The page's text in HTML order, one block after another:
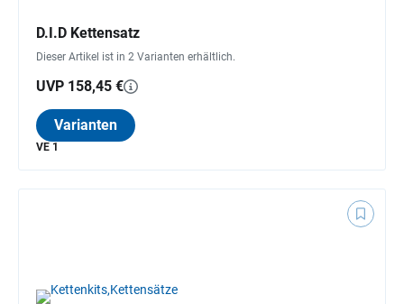
D.I.D Kettensatz
Dieser Artikel ist in 2 Varianten erhältlich.
UVP 158,45 €
Varianten
VE 1